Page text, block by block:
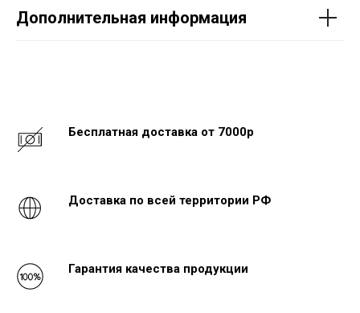
Дополнительная информация
Бесплатная доставка от 7000р
Доставка по всей территории РФ
Гарантия качества продукции